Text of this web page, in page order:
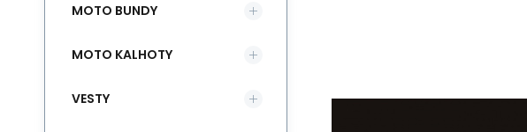
MOTO BUNDY
MOTO KALHOTY
VESTY